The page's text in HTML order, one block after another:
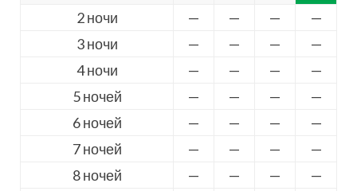
2 ночи — — —
—
3 ночи
— — —
—
4 ночи
— — —
—
5 ночей
— — —
—
6 ночей
— — —
—
7 ночей
— — —
—
8 ночей
— — —
—